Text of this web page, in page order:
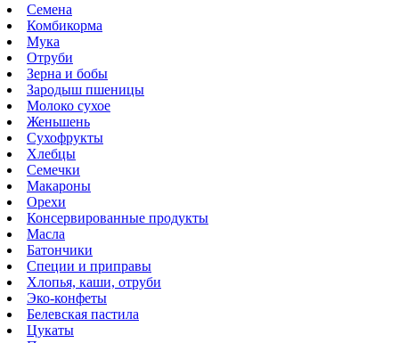
Семена
Комбикорма
Мука
Отруби
Зерна и бобы
Зародыш пшеницы
Молоко сухое
Женьшень
Сухофрукты
Хлебцы
Семечки
Макароны
Орехи
Консервированные продукты
Масла
Батончики
Специи и приправы
Хлопья, каши, отруби
Эко-конфеты
Белевская пастила
Цукаты